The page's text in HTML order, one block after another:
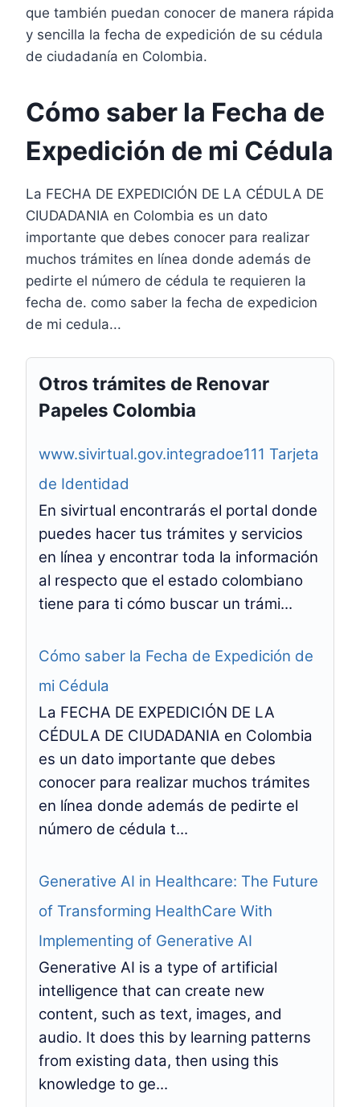
que también puedan conocer de manera rápida
y sencilla la fecha de expedición de su cédula
de ciudadanía en Colombia.
Cómo saber la Fecha de
Expedición de mi Cédula
La FECHA DE EXPEDICIÓN DE LA CÉDULA DE
CIUDADANIA en Colombia es un dato
importante que debes conocer para realizar
muchos trámites en línea donde además de
pedirte el número de cédula te requieren la
fecha de. como saber la fecha de expedicion
de mi cedula...
Otros trámites de Renovar
Papeles Colombia
www.sivirtual.gov.integradoe111 Tarjeta
de Identidad
En sivirtual encontrarás el portal donde
puedes hacer tus trámites y servicios
en línea y encontrar toda la información
al respecto que el estado colombiano
tiene para ti cómo buscar un trámi...
Cómo saber la Fecha de Expedición de
mi Cédula
La FECHA DE EXPEDICIÓN DE LA
CÉDULA DE CIUDADANIA en Colombia
es un dato importante que debes
conocer para realizar muchos trámites
en línea donde además de pedirte el
número de cédula t...
Generative AI in Healthcare: The Future
of Transforming HealthCare With
Implementing of Generative AI
Generative AI is a type of artificial
intelligence that can create new
content, such as text, images, and
audio. It does this by learning patterns
from existing data, then using this
knowledge to ge...